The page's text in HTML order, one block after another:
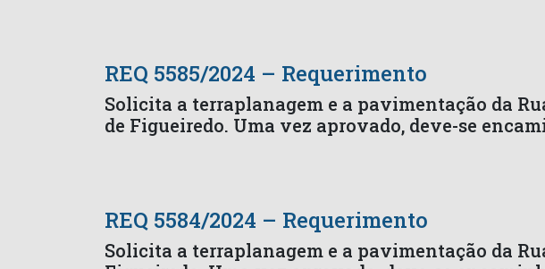
REQ 5585/2024 – Requerimento
Solicita a terraplanagem e a pavimentação da
de Figueiredo. Uma vez aprovado, deve-se
REQ 5584/2024 – Requerimento
Solicita a terraplanagem e a pavimentação da